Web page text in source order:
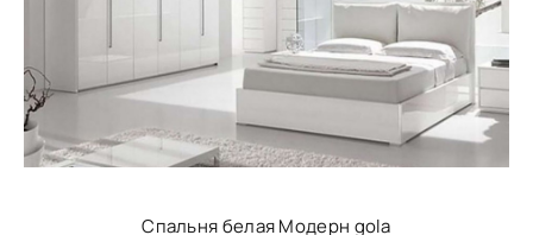
Спальня белая Модерн gola